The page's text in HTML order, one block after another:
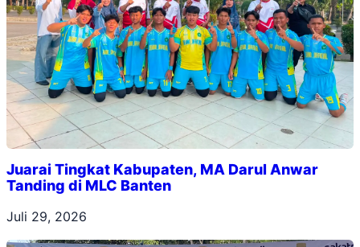
Juarai Tingkat Kabupaten, MA Darul Anwar
Tanding di MLC Banten
Juli 29, 2026